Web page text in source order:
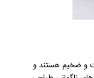
ضخیم هستند و